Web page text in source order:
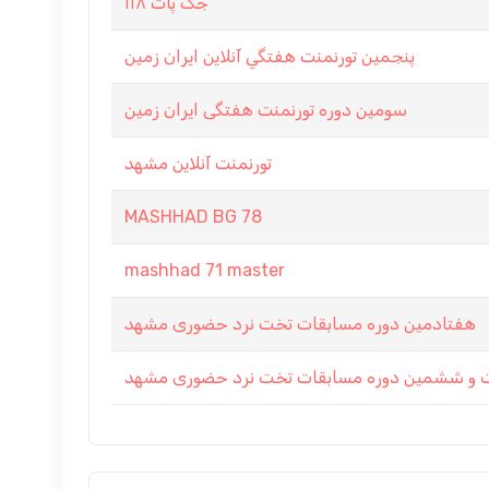
پنجمين تورنمنت هفتگي آنلاين ايران زمين
سومین دوره تورنمنت هفتگی ایران زمین
تورنمنت آنلاین مشهد
MASHHAD BG 78
mashhad 71 master
هفتادمین دوره مسابقات تخت نرد حضوری مشهد
ششمین دوره مسابقات تخت نرد حضوری مشهد